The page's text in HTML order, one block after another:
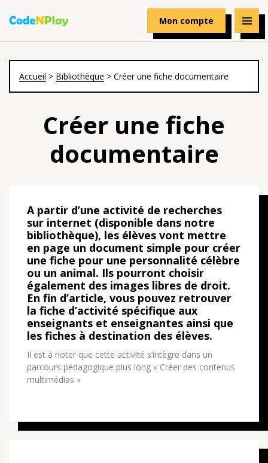
Mon compte
Accueil > Bibliothèque > Créer une fiche documentaire
Créer une fiche
documentaire
A partir d’une activité de recherches
sur internet (disponible dans notre
bibliothèque), les élèves vont mettre
en page un document simple pour créer
une fiche pour une personnalité célèbre
ou un animal. Ils pourront choisir
également des images libres de droit.
En fin d’article, vous pouvez retrouver
la fiche d’activité spécifique aux
enseignants et enseignantes ainsi que
les fiches à destination des élèves.
Il est à noter que cette activité s’intègre dans un
parcours pédagogique plus long « Créer des contenus
multimédias »